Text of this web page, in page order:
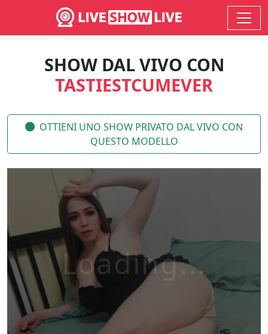
SHOW DAL VIVO CON
TASTIESTCUMEVER
OTTIENI UNO SHOW PRIVATO DAL VIVO CON
QUESTO MODELLO